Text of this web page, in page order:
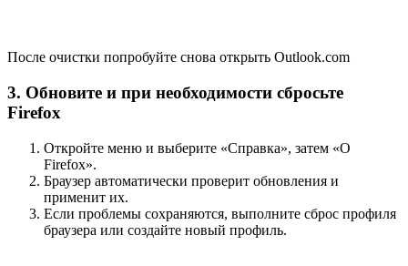
После очистки попробуйте снова открыть Outlook.com
3. Обновите и при необходимости сбросьте
Firefox
Откройте меню и выберите «Справка», затем «О
Firefox».
Браузер автоматически проверит обновления и
применит их.
Если проблемы сохраняются, выполните сброс профиля
браузера или создайте новый профиль.